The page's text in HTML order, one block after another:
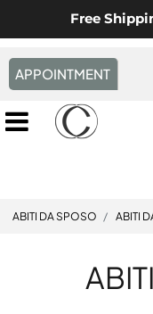
Free
APPOINTMENT
Open menu
ABITI DA SPOSO ABITI